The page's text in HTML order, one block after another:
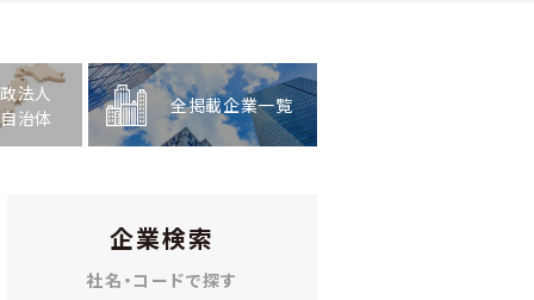
法人
治体
全掲載企業一覧
企業検索
社名・コードで探す